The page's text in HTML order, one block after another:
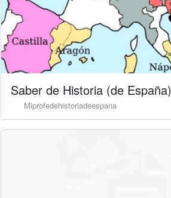
Saber de Historia (de España)
Miprofedehistoriadeespana